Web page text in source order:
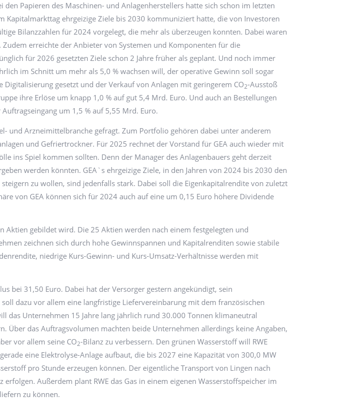
Papieren des Maschinen- und Anlagenherstellers hatte sich schon im letzten
Kapitalmarkttag ehrgeizige Ziele bis 2030 kommuniziert hatte, die von Investoren
Bilanzzahlen für 2024 vorgelegt, die mehr als überzeugen konnten. Dabei waren
erreichte der Anbieter von Systemen und Komponenten für die
für 2026 gesetzten Ziele schon 2 Jahre früher als geplant. Und noch immer
im Schnitt um mehr als 5,0 % wachsen will, der operative Gewinn soll sogar
gesetzt und der Verkauf von Anlagen mit geringerem CO2-Ausstoß
ihre Erlöse um knapp 1,0 % auf gut 5,4 Mrd. Euro. Und auch an Bestellungen
um 1,5 % auf 5,55 Mrd. Euro.
und Arzneimittelbranche gefragt. Zum Portfolio gehören dabei unter anderem
und Gefriertrockner. Für 2025 rechnet der Vorstand für GEA auch wieder mit
ins Spiel kommen sollten. Denn der Manager des Anlagenbauers geht derzeit
werden könnten. GEA`s ehrgeizige Ziele, in den Jahren von 2024 bis 2030 den
zu wollen, sind jedenfalls stark. Dabei soll die Eigenkapitalrendite von zuletzt
von GEA können sich für 2024 auch auf eine um 0,15 Euro höhere Dividende
Aktien gebildet wird. Die 25 Aktien werden nach einem festgelegten und
zeichnen sich durch hohe Gewinnspannen und Kapitalrenditen sowie stabile
niedrige Kurs-Gewinn- und Kurs-Umsatz-Verhältnisse werden mit
bei 31,50 Euro. Dabei hat der Versorger gestern angekündigt, sein
dazu vor allem eine langfristige Liefervereinbarung mit dem französischen
das Unternehmen 15 Jahre lang jährlich rund 30.000 Tonnen klimaneutral
Über das Auftragsvolumen machten beide Unternehmen allerdings keine Angaben,
vor allem seine CO2-Bilanz zu verbessern. Den grünen Wasserstoff will RWE
eine Elektrolyse-Anlage aufbaut, die bis 2027 eine Kapazität von 300,0 MW
pro Stunde erzeugen können. Der eigentliche Transport von Lingen nach
Außerdem plant RWE das Gas in einem eigenen Wasserstoffspeicher im
zu können.